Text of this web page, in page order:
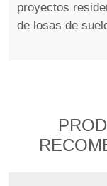
proyectos
de losas de